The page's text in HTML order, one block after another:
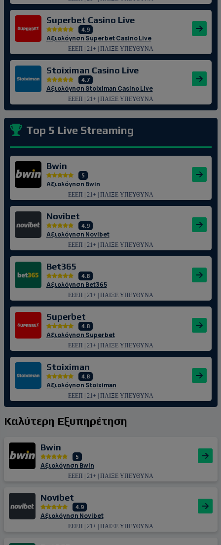
Superbet Casino Live
4.9
Αξιολόγηση Superbet Casino Live
ΕΕΕΠ | 21+ | ΠΑΙΞΕ ΥΠΕΥΘΥΝΑ
Stoiximan Casino Live
4.7
Αξιολόγηση Stoiximan Casino Live
ΕΕΕΠ | 21+ | ΠΑΙΞΕ ΥΠΕΥΘΥΝΑ
Top 5 Live Streaming
Bwin
5
Αξιολόγηση Bwin
ΕΕΕΠ | 21+ | ΠΑΙΞΕ ΥΠΕΥΘΥΝΑ
Novibet
4.9
Αξιολόγηση Novibet
ΕΕΕΠ | 21+ | ΠΑΙΞΕ ΥΠΕΥΘΥΝΑ
Bet365
4.8
Αξιολόγηση Bet365
ΕΕΕΠ | 21+ | ΠΑΙΞΕ ΥΠΕΥΘΥΝΑ
Superbet
4.8
Αξιολόγηση Superbet
ΕΕΕΠ | 21+ | ΠΑΙΞΕ ΥΠΕΥΘΥΝΑ
Stoiximan
4.8
Αξιολόγηση Stoiximan
ΕΕΕΠ | 21+ | ΠΑΙΞΕ ΥΠΕΥΘΥΝΑ
Καλύτερη Εξυπηρέτηση
Bwin
5
Αξιολόγηση Bwin
ΕΕΕΠ | 21+ | ΠΑΙΞΕ ΥΠΕΥΘΥΝΑ
Novibet
4.9
Αξιολόγηση Novibet
ΕΕΕΠ | 21+ | ΠΑΙΞΕ ΥΠΕΥΘΥΝΑ